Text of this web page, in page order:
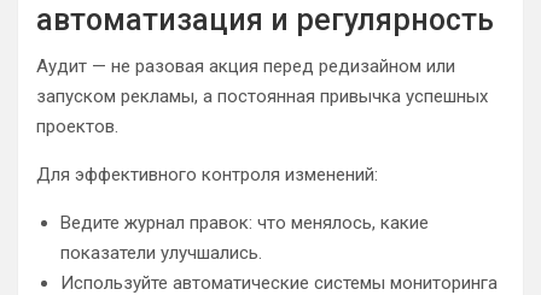
автоматизация и регулярность
Аудит — не разовая акция перед редизайном или
запуском рекламы, а постоянная привычка успешных
проектов.
Для эффективного контроля изменений:
Ведите журнал правок: что менялось, какие
показатели улучшались.
Используйте автоматические системы мониторинга